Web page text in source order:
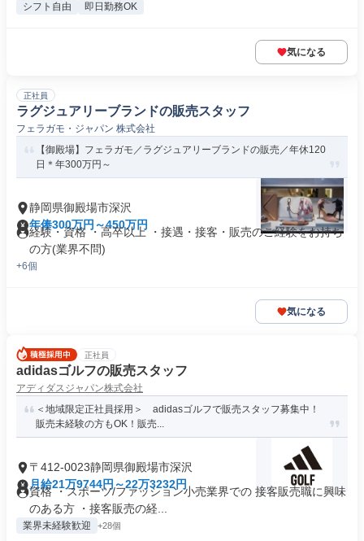
シフト自由 即日勤務OK
気になる
正社員
ラグジュアリーブランドの販売スタッフ
フェラガモ・ジャパン 株式会社
【御殿場】フェラガモ／ラグジュアリーブランドの販売／年休120
日＊年300万円～
静岡県御殿場市深沢
年俸300万円～450万円
経験・資格 ・高卒以上 ・接遇・接客・販売のご経験をお持ち
の方(業界不問)
+6個
気になる
正社員
adidasゴルフの販売スタッフ
アディダスジャパン株式会社
＜地域限定正社員採用＞ adidasゴルフで販売スタッフ募集中！
販売未経験の方もOK！販売...
〒412-0023静岡県御殿場市深沢
月給21万9744円～22万3232円
資格 ・スポーツ/ファッション小売業界での 接客販売職に興味
のある方 ・接客販売の経...
業界未経験歓迎 +28個